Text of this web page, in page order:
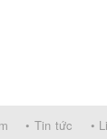
• Tin tức •